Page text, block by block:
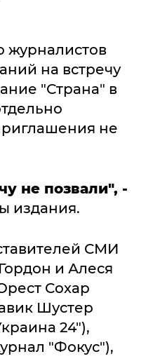
журналистов
на встречу
"Страна" в
не
не позвали", -
издания.
СМИ
и Алеся
Сохар
Шустер
24"),
"Фокус"),